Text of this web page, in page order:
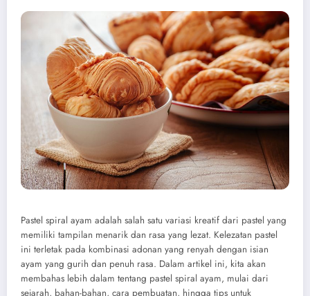
Pastel spiral ayam adalah salah satu variasi kreatif dari pastel yang
memiliki tampilan menarik dan rasa yang lezat. Kelezatan pastel
ini terletak pada kombinasi adonan yang renyah dengan isian
ayam yang gurih dan penuh rasa. Dalam artikel ini, kita akan
membahas lebih dalam tentang pastel spiral ayam, mulai dari
sejarah, bahan-bahan, cara pembuatan, hingga tips untuk